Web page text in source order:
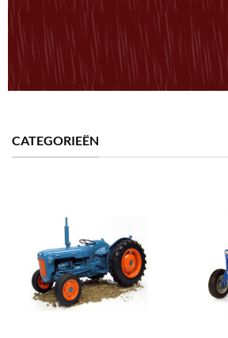
CATEGORIEËN